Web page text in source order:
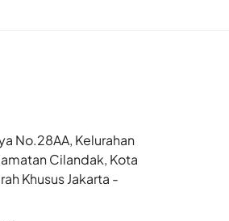
No.28AA, Kelurahan
Cilandak, Kota
Khusus Jakarta -